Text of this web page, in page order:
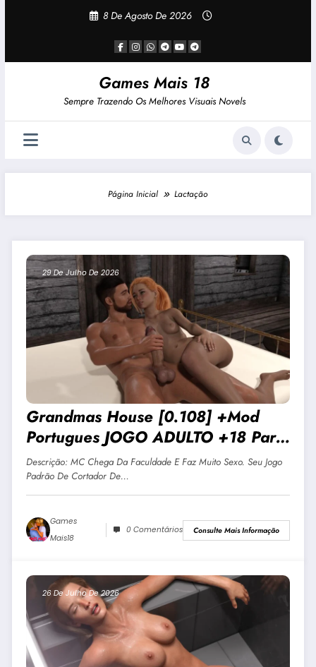
8 De Agosto De 2026
Games Mais 18
Sempre Trazendo Os Melhores Visuais Novels
Página Inicial Lactação
29 De Julho De 2026
Grandmas House [0.108] +Mod
Portugues JOGO ADULTO +18 Para
Android E PC
Descrição: MC Chega Da Faculdade E Faz Muito Sexo. Seu Jogo
Padrão De Cortador De…
Games
Mais18
0 Comentários Consulte Mais Informação
26 De Julho De 2026